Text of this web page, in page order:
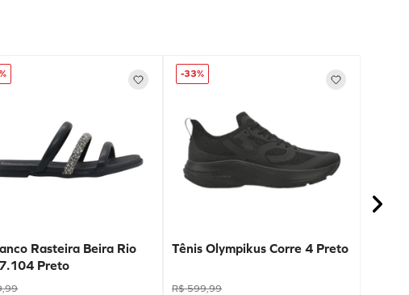
Rasteira Beira Rio
Preto
,99
-33%
Tênis Olympikus Corre 4 Preto
R$ 599,99